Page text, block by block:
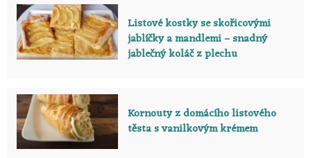
Listové kostky se skořicovými
jablíčky a mandlemi – snadný
jablečný koláč z plechu
Kornouty z domácího listového
těsta s vanilkovým krémem